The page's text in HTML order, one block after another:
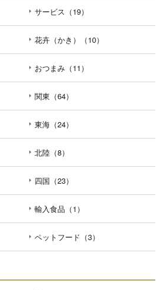
サービス（19）
花卉（かき）（10）
おつまみ（11）
関東（64）
東海（24）
北陸（8）
四国（23）
輸入食品（1）
ペットフード（3）